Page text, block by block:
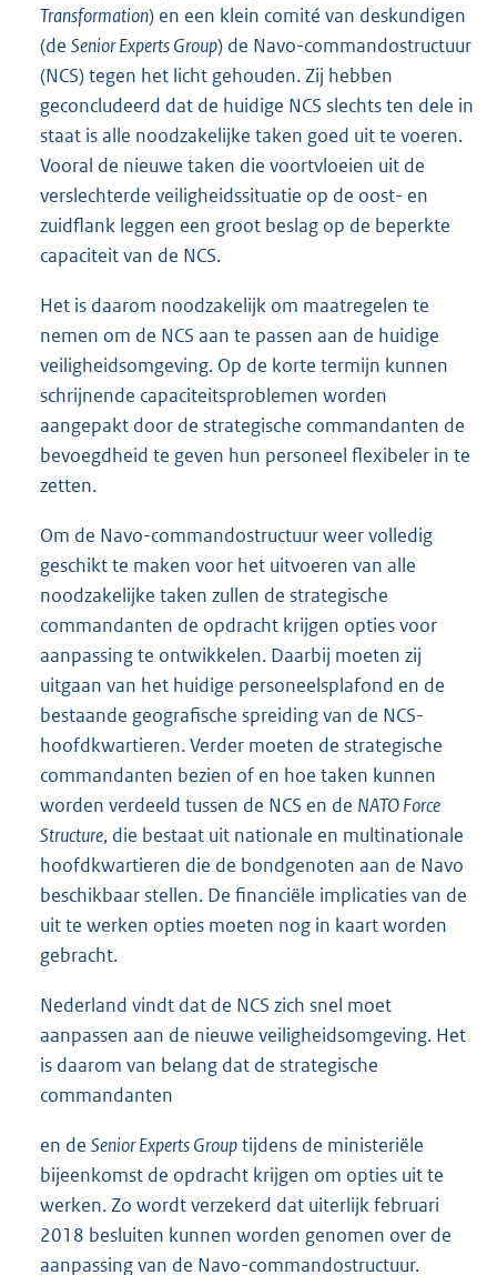
Transformation) en een klein comité van deskundigen
(de Senior Experts Group) de Navo-commandostructuur
(NCS) tegen het licht gehouden. Zij hebben
geconcludeerd dat de huidige NCS slechts ten dele in
staat is alle noodzakelijke taken goed uit te voeren.
Vooral de nieuwe taken die voortvloeien uit de
verslechterde veiligheidssituatie op de oost- en
zuidflank leggen een groot beslag op de beperkte
capaciteit van de NCS.
Het is daarom noodzakelijk om maatregelen te
nemen om de NCS aan te passen aan de huidige
veiligheidsomgeving. Op de korte termijn kunnen
schrijnende capaciteitsproblemen worden
aangepakt door de strategische commandanten de
bevoegdheid te geven hun personeel flexibeler in te
zetten.
Om de Navo-commandostructuur weer volledig
geschikt te maken voor het uitvoeren van alle
noodzakelijke taken zullen de strategische
commandanten de opdracht krijgen opties voor
aanpassing te ontwikkelen. Daarbij moeten zij
uitgaan van het huidige personeelsplafond en de
bestaande geografische spreiding van de NCS-
hoofdkwartieren. Verder moeten de strategische
commandanten bezien of en hoe taken kunnen
worden verdeeld tussen de NCS en de NATO Force
Structure, die bestaat uit nationale en multinationale
hoofdkwartieren die de bondgenoten aan de Navo
beschikbaar stellen. De financiële implicaties van de
uit te werken opties moeten nog in kaart worden
gebracht.
Nederland vindt dat de NCS zich snel moet
aanpassen aan de nieuwe veiligheidsomgeving. Het
is daarom van belang dat de strategische
commandanten
en de Senior Experts Grouptijdens de ministeriële
bijeenkomst de opdracht krijgen om opties uit te
werken. Zo wordt verzekerd dat uiterlijk februari
2018 besluiten kunnen worden genomen over de
aanpassing van de Navo-commandostructuur.